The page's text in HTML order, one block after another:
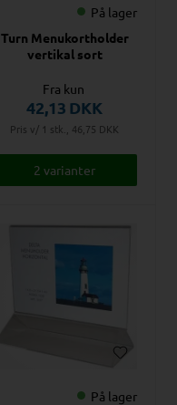
På lager
Turn Menukortholder
vertikal sort
Fra kun
42,13 DKK
Pris v/ 1 stk., 46,75 DKK
2 varianter
På lager